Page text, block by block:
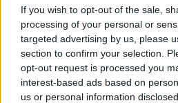
If you wish to opt-out of the sale,
processing of your personal or
targeted advertising by us, please
section to confirm your selection.
opt-out request is processed you
interest-based ads based on
us or personal information